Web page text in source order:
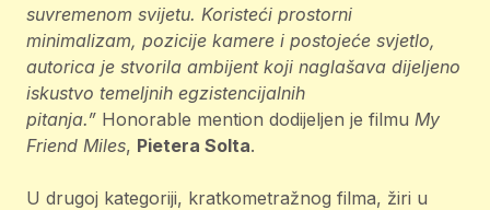
suvremenom svijetu. Koristeći prostorni
minimalizam, pozicije kamere i postojeće svjetlo,
autorica je stvorila ambijent koji naglašava dijeljeno
iskustvo temeljnih egzistencijalnih
pitanja.” Honorable mention dodijeljen je filmu My
Friend Miles, Pietera Solta.
U drugoj kategoriji, kratkometražnog filma, žiri u